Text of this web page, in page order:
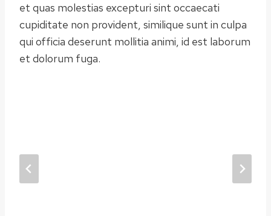
et quas molestias excepturi sint occaecati
cupiditate non provident, similique sunt in culpa
qui officia deserunt mollitia animi, id est laborum
et dolorum fuga.